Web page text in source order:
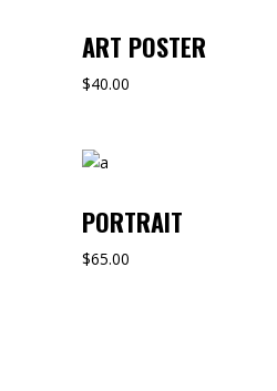
ART POSTER
$40.00
PORTRAIT
$65.00